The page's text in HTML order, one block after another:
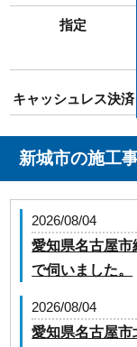
指定
キャッシュレス決済
新城市の施工
2026/08/04
愛知県名古屋
で伺いました。
2026/08/04
愛知県名古屋市